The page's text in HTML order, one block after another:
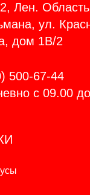
Лен.
ул.
дом 1В/2
500-67-44
с 09.00